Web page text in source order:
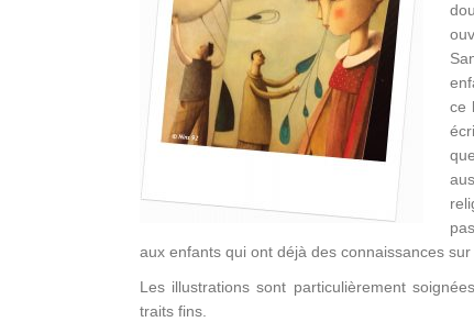
ce
aux enfants qui ont déjà des connaissances
Les illustrations sont particulièrement
traits fins.